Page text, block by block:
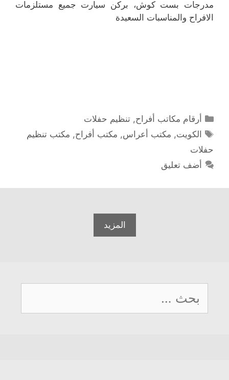
مدرجات بست كوش، بركن سيارت جميع مستلزمات
الافراح والمناسبات السعيدة
التصنيفات
أرقام مكاتب أفراح,تنظيم حفلات
الوسوم
الكويت, مكتب أعراس, مكتب أفراح, مكتب تنظيم
حفلات
أضف تعليق
المزيد
عن: